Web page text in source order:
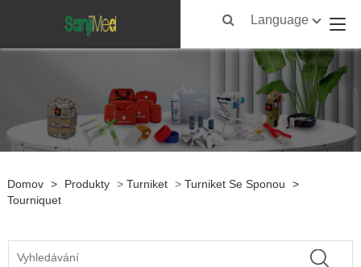
Language
Domov > Produkty > Turniket > Turniket Se Sponou
>
Tourniquet